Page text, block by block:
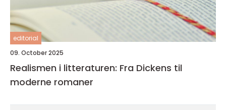
editorial
09. October 2025
Realismen i litteraturen: Fra Dickens til
moderne romaner